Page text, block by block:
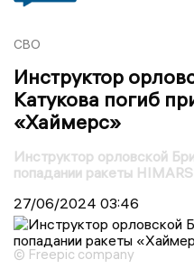
СВО
Инструктор
Катукова погиб
«Хаймерс»
Инструктор орловской
попадании ракеты HIMARS
27/06/2024 03:46
© Freepic company